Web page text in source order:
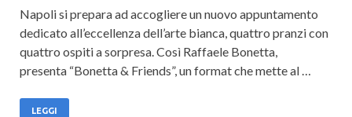
Napoli si prepara ad accogliere un nuovo appuntamento
dedicato all’eccellenza dell’arte bianca, quattro pranzi con
quattro ospiti a sorpresa. Così Raffaele Bonetta,
presenta “Bonetta & Friends”, un format che mette al …
LEGGI